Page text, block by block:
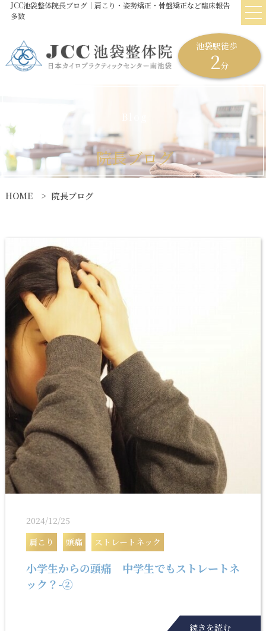
JCC池袋整体院長ブログ｜肩こり・姿勢矯正・骨盤矯正など臨床報告
多数
池袋駅徒歩
2分
院長ブログ
HOME 院長ブログ
2024/12/25
肩こり
頭痛 ストレートネック
小学生からの頭痛 中学生でもストレートネ
ック？-②
続きを読む